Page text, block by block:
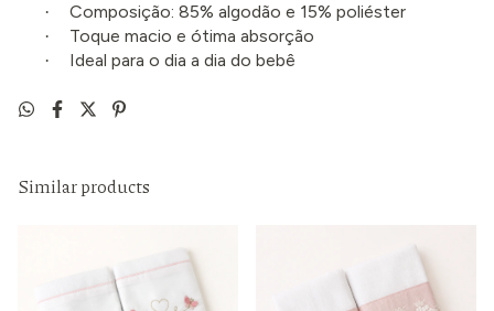
· Composição: 85% algodão e 15% poliéster
· Toque macio e ótima absorção
· Ideal para o dia a dia do bebê
Similar products